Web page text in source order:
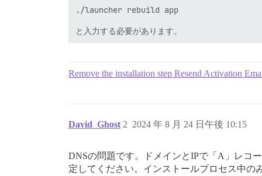
./launcher rebuild app
Remove the installation step Resend Activation
David_Ghost 2024 年 8 月 24 日午後 10:15
2
DNSの問題です。ドメインとIPで「A」レコ
定してください。インストールプロセス中の